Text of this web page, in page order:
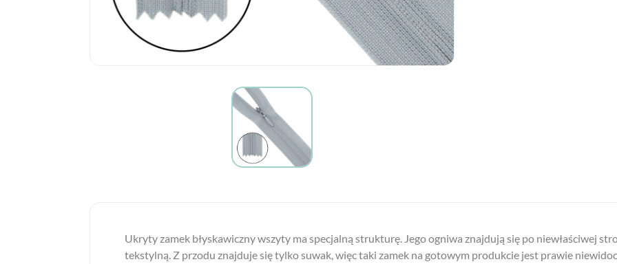
Ukryty zamek błyskawiczny wszyty ma specjalną strukturę. Jego ogniwa znajdują się po niewłaściwej
tekstylną. Z przodu znajduje się tylko suwak, więc taki zamek na gotowym produkcie jest prawie